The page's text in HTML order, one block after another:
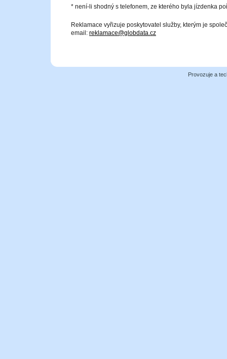
* není-li shodný s telefonem, ze kterého byla jízdenka
Reklamace vyřizuje poskytovatel služby, kterým je
email: reklamace@globdata.cz
Provozuje a